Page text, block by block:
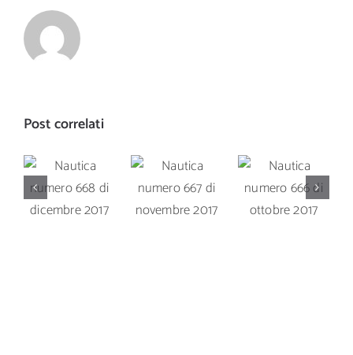
Post correlati
Nautica
numero
668 di
Nautica
numero
667 di
Nautica
numero
666 di